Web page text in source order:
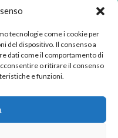
tecnologie come i cookie per
del dispositivo. Il consenso a
dati come il comportamento di
o ritirare il consenso
e funzioni.
born inMaMaStudiOs